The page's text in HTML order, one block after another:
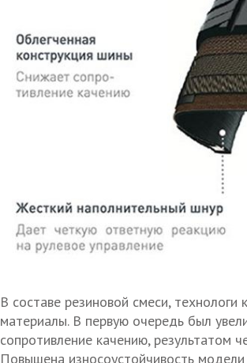
В составе резиновой смеси,
материалы. В первую очередь был
сопротивление качению, результатом
Повышена износоустойчивость